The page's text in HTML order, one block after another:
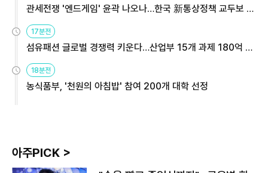
관세전쟁 '엔드게임' 윤곽 나오나…한국 新통상정책 교두보 활
17분전
섬유패션 글로벌 경쟁력 키운다…산업부 15개 과제 180억 지
18분전
농식품부, '천원의 아침밥' 참여 200개 대학 선정
아주PICK >